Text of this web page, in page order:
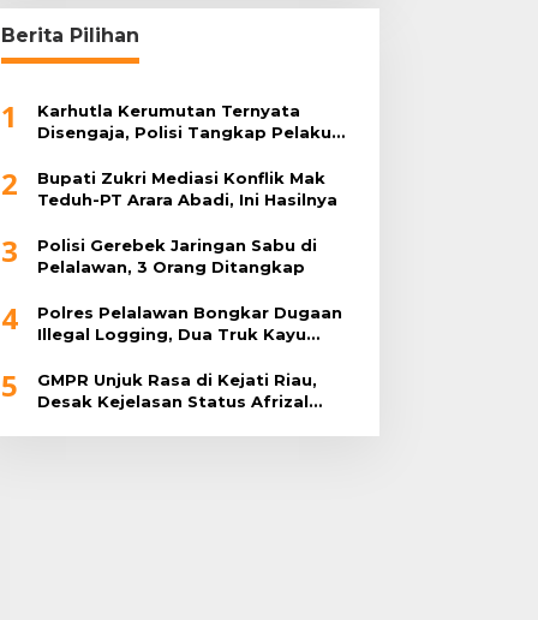
Berita Pilihan
1
Karhutla Kerumutan Ternyata
Disengaja, Polisi Tangkap Pelaku
2
Bupati Zukri Mediasi Konflik Mak
Teduh-PT Arara Abadi, Ini Hasilnya
3
Polisi Gerebek Jaringan Sabu di
Pelalawan, 3 Orang Ditangkap
4
Polres Pelalawan Bongkar Dugaan
Illegal Logging, Dua Truk Kayu
5
GMPR Unjuk Rasa di Kejati Riau,
Desak Kejelasan Status Afrizal